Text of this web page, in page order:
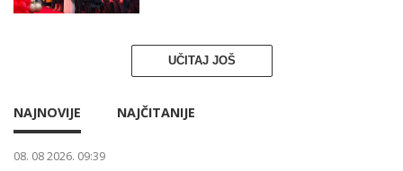
UČITAJ JOŠ
NAJNOVIJE NAJČITANIJE
08. 08 2026. 09:39